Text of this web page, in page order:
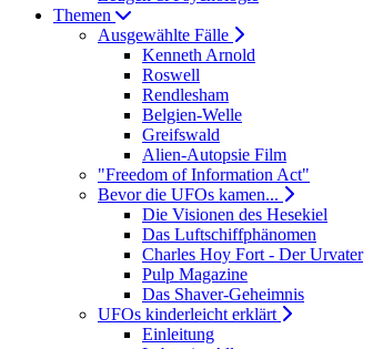
Themen
Ausgewählte Fälle
Kenneth Arnold
Roswell
Rendlesham
Belgien-Welle
Greifswald
Alien-Autopsie Film
"Freedom of Information Act"
Bevor die UFOs kamen...
Die Visionen des Hesekiel
Das Luftschiffphänomen
Charles Hoy Fort - Der Urvater
Pulp Magazine
Das Shaver-Geheimnis
UFOs kinderleicht erklärt
Einleitung